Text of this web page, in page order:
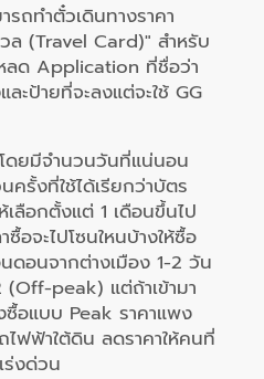
ถทำตั๋วเดินทางราคา
ล (Travel Card)" สำหรับ
ลด Application ที่ชื่อว่า
ละป้ายที่จะลงแต่จะใช้ GG
ดยมีจำนวนวันที่แน่นอน
ครั้งที่ใช้ได้เรียกว่าบัตร
เลือกตั้งแต่ 1 เดือนขึ้นไป
ซื้อจะไปโซนใหนบ้างให้ซื้อ
ดอนจากต่างเมือง 1-2 วัน
peak) แต่ถ้าเข้ามา
ซื้อแบบ Peak ราคาแพง
ฟฟ้าใต้ดิน ลดราคาให้คนที่
ร่งด่วน